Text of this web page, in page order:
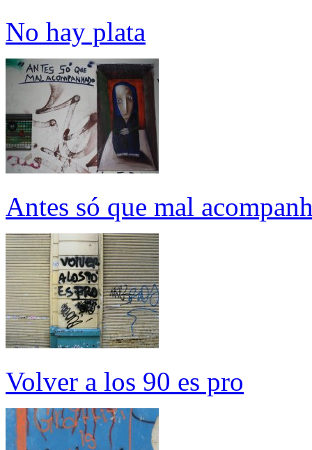
No hay plata
Antes só que mal
Volver a los 90 es pro